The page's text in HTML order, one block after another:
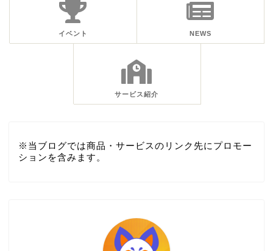
イベント NEWS
サービス紹介
※当ブログでは商品・サービスのリンク先にプロモー
ションを含みます。